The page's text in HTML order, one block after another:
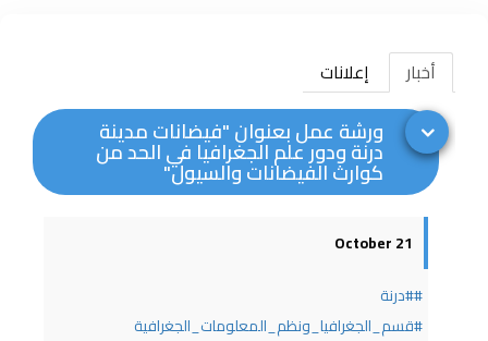
أخبار إعلانات
ورشة عمل بعنوان "فيضانات مدينة
درنة ودور علم الجغرافيا في الحد من
كوارث الفيضانات والسيول"
##درنة
#قسم_الجغرافيا_ونظم_المعلومات_الجغرافية